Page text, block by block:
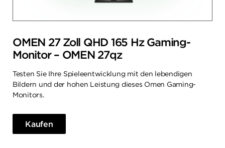
OMEN 27 Zoll QHD 165 Hz Gaming-
Monitor – OMEN 27qz
Testen Sie Ihre Spieleentwicklung mit den lebendigen
Bildern und der hohen Leistung dieses Omen Gaming-
Monitors.
Kaufen